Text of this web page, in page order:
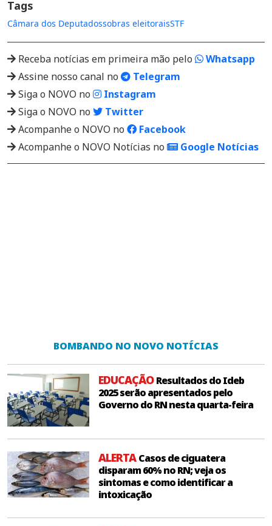
Tags
Câmara dos Deputadossobras eleitoraisSTF
Receba notícias em primeira mão pelo
Whatsapp
Assine nosso canal no
Telegram
Siga o NOVO no
Instagram
Siga o NOVO no
Twitter
Acompanhe o NOVO no
Facebook
Acompanhe o NOVO Notícias no
Google Notícias
BOMBANDO NO NOVO NOTÍCIAS
EDUCAÇÃOResultados do Ideb
2025 serão apresentados pelo
Governo do RN nesta quarta-feira
ALERTACasos de ciguatera
disparam 60% no RN; veja os
sintomas e como identificar a
intoxicação